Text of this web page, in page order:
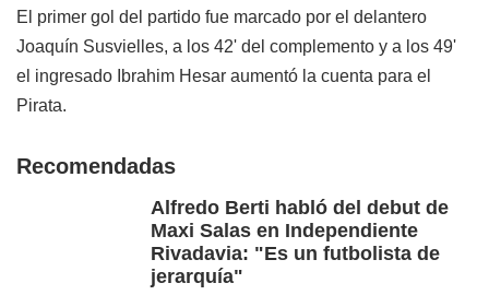
El primer gol del partido fue marcado por el delantero
Joaquín Susvielles, a los 42' del complemento y a los 49'
el ingresado Ibrahim Hesar aumentó la cuenta para el
Pirata.
Recomendadas
Alfredo Berti habló del debut de
Maxi Salas en Independiente
Rivadavia: "Es un futbolista de
jerarquía"